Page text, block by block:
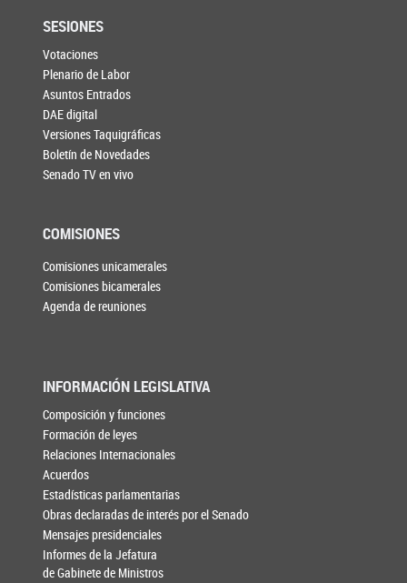
SESIONES
Votaciones
Plenario de Labor
Asuntos Entrados
DAE digital
Versiones Taquigráficas
Boletín de Novedades
Senado TV en vivo
COMISIONES
Comisiones unicamerales
Comisiones bicamerales
Agenda de reuniones
INFORMACIÓN LEGISLATIVA
Composición y funciones
Formación de leyes
Relaciones Internacionales
Acuerdos
Estadísticas parlamentarias
Obras declaradas de interés por el Senado
Mensajes presidenciales
Informes de la Jefatura
de Gabinete de Ministros